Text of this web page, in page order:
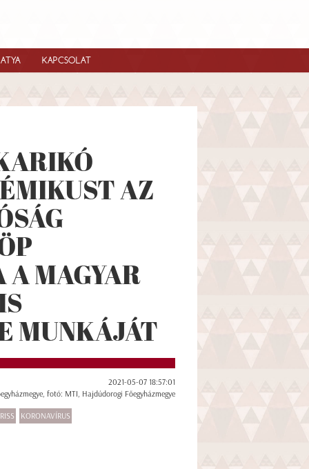
KAPCSOLAT
AZ
MAGYAR
MUNKÁJÁT
2021-05-07 18:57:01
fotó: MTI, Hajdúdorogi Főegyházmegye
KORONAVÍRUS